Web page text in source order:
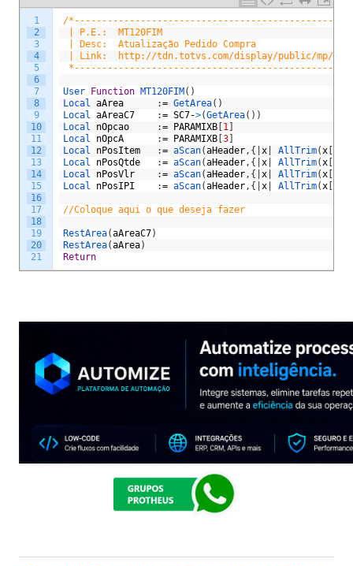
1
2
3
4
5
6
7
8
9
10
11
12
13
14
15
16
17
18
19
20
21
/
| P.E.:  MT120FIM
| Desc:  Atualização Pedido Compra
| Link:  http://tdn.totvs.com/display/public/mp/
User Function MT120FIM ( )
Local aArea := GetArea( )
Local aAreaC7 := SC7->(GetArea( ) )
Local nOpcao := PARAMIXB 1
Local nOpcA := PARAMIXB 3
Local nPosItem := aScan(aHeader, { x AllTrim(x
Local nPosQtde := aScan(aHeader, { x AllTrim(x
Local nPosVlr := aScan(aHeader, { x AllTrim(x
Local nPosIPI := aScan(aHeader, { x AllTrim(x
//Coloque aqui o que deseja fazer
RestArea(aAreaC7)
RestArea(aArea)
Return